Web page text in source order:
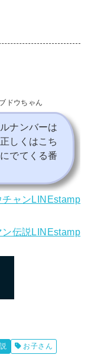
ドウちゃん
ナンバーは
しくはこち
でてくる番
チャンLINEstamp
ン伝説LINEstamp
お子さん